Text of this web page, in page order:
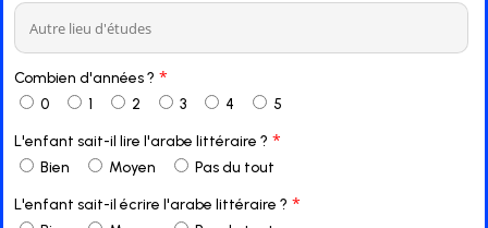
Combien d'années ? *
0 1 2 3 4
5
L'enfant sait-il lire l'arabe littéraire ? *
Bien Moyen
Pas du tout
L'enfant sait-il écrire l'arabe littéraire ? *